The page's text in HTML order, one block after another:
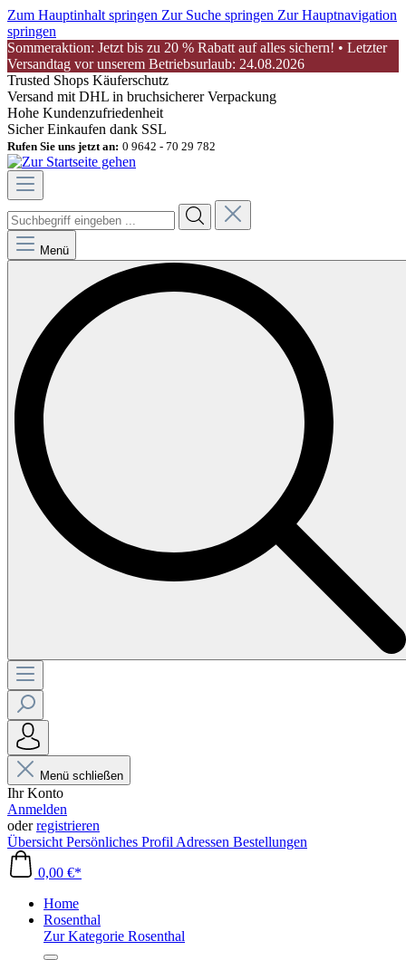
Zum Hauptinhalt springen Zur Suche springen Zur Hauptnavigation
springen
Sommeraktion: Jetzt bis zu 20 % Rabatt auf alles sichern! • Letzter
Versandtag vor unserem Betriebsurlaub: 24.08.2026
Trusted Shops Käuferschutz
Versand mit DHL in bruchsicherer Verpackung
Hohe Kundenzufriedenheit
Sicher Einkaufen dank SSL
Rufen Sie uns jetzt an: 0 9642 - 70 29 782
Menü
Menü schließen
Ihr Konto
Anmelden
oderregistrieren
Übersicht Persönliches Profil Adressen Bestellungen
0,00 €*
Home
Rosenthal
Zur Kategorie Rosenthal